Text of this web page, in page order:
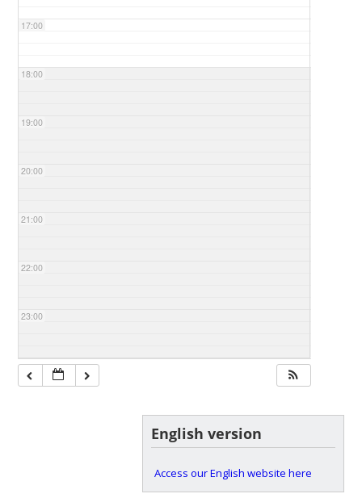
17:00
18:00
19:00
20:00
21:00
22:00
23:00
English version
Access our English website here